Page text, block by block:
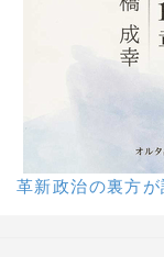
革新政治の裏方